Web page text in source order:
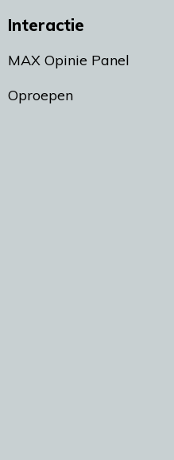
Interactie
MAX Opinie Panel
Oproepen